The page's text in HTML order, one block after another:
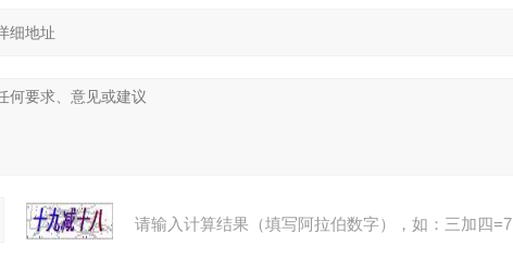
请输入计算结果（填写阿拉伯数字），如：三加四=7